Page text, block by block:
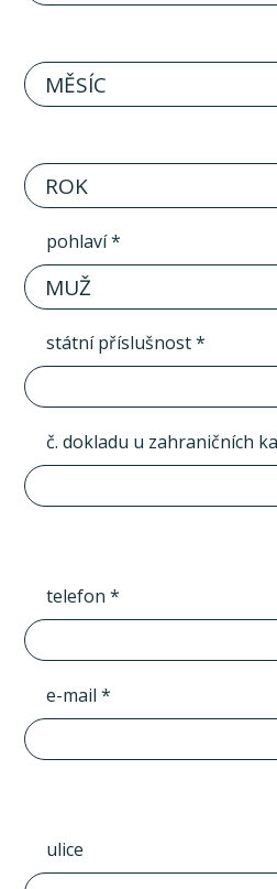
MĚSÍC
ROK
pohlaví *
MUŽ
státní příslušnost *
č. dokladu u zahraničních
telefon *
e-mail *
ulice